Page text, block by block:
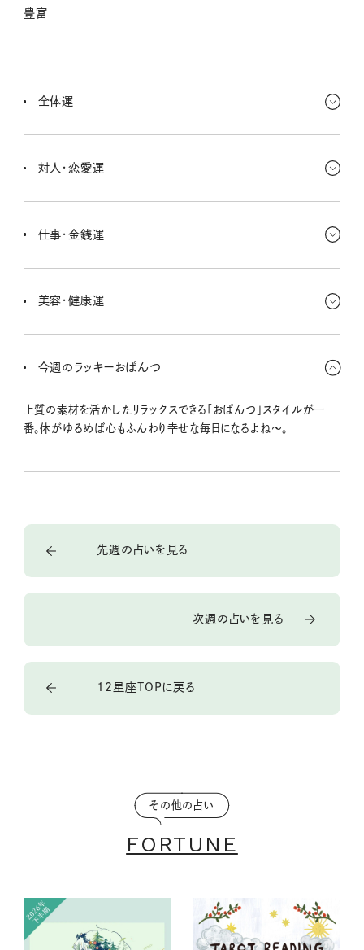
豊富
全体運
だから人の顔色は気にせず、前を向いてこ！ 今のルーティンを見直
対人・恋愛運
れるさ。言葉の行き違いには注意して、センスの光る言葉のチョイス
仕事・金銭運
花を飾ることで、心にゆとりができて、無駄な出費がなくなる兆し。
美容・健康運
と、モチベーションも一緒にアップ！ ヘアメイクやファッションにピン
今週のラッキーおぱんつ
上質の素材を活かしたリラックスできる「おぱんつ」スタイルが一
番。体がゆるめば心もふんわり幸せな毎日になるよね〜。
先週の占いを見る
次週の占いを見る
12星座TOPに戻る
その他の占い
FORTUNE